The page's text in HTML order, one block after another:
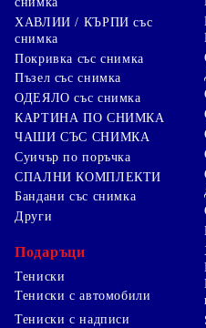
ХАВЛИИ / КЪРПИ със
снимка
Покривка със снимка
Пъзел със снимка
ОДЕЯЛО със снимка
КАРТИНА ПО СНИМКА
ЧАШИ СЪС СНИМКА
Суичър по поръчка
СПАЛНИ КОМПЛЕКТИ
Бандани със снимка
Други
Подаръци
Тениски
Тениски с автомобили
Тениски с надписи